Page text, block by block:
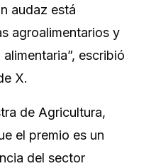
audaz está
agroalimentarios y
escribió
X.
de Agricultura,
el premio es un
del sector